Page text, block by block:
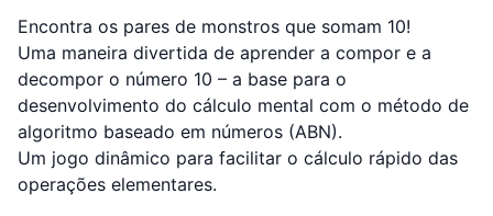
Encontra os pares de monstros que somam 10!
Uma maneira divertida de aprender a compor e a
decompor o número 10 – a base para o
desenvolvimento do cálculo mental com o método de
algoritmo baseado em números (ABN).
Um jogo dinâmico para facilitar o cálculo rápido das
operações elementares.